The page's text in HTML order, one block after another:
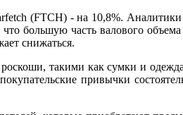
(FTCH) - на 10,8%.
большую часть валового
снижаться.
такими как сумки и
привычки